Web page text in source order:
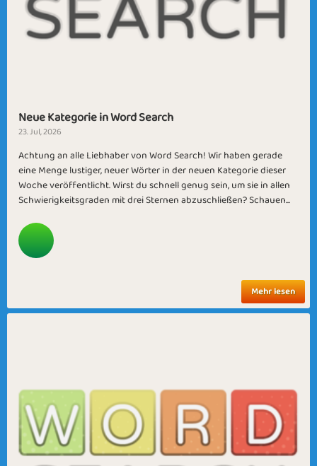
Neue Kategorie in Word Search
23. Jul, 2026
Achtung an alle Liebhaber von Word Search! Wir haben gerade
eine Menge lustiger, neuer Wörter in der neuen Kategorie dieser
Woche veröffentlicht. Wirst du schnell genug sein, um sie in allen
Schwierigkeitsgraden mit drei Sternen abzuschließen? Schauen...
Mehr lesen